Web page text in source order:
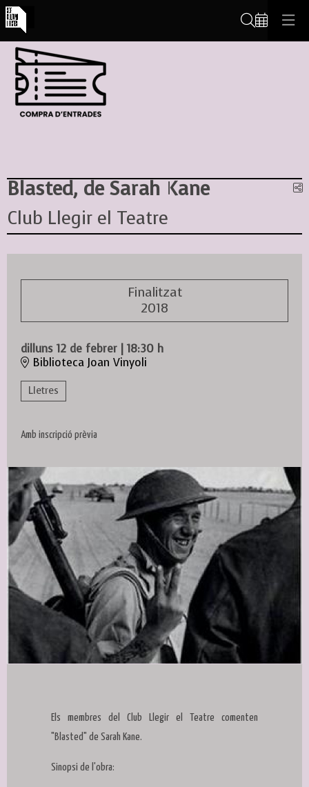
Blasted, de Sarah Kane
Club Llegir el Teatre
Finalitzat
2018
dilluns 12 de febrer | 18:30 h
Biblioteca Joan Vinyoli
Lletres
Amb inscripció prèvia
Els membres del Club Llegir el Teatre comenten
"Blasted" de Sarah Kane.
Sinopsi de l'obra: